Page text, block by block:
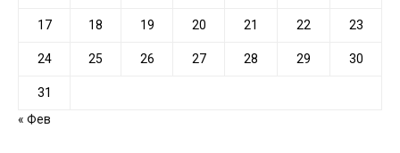
17 18 19 20 21 22 23
24 25 26 27 28 29 30
31
« Фев